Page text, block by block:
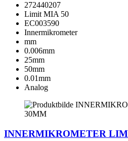
272440207
Limit MIA 50
EC003590
Innermikrometer
mm
0.006mm
25mm
50mm
0.01mm
Analog
INNERMIKROMETER